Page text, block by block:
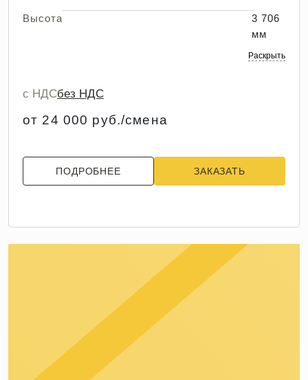
Высота
3 706
мм
Раскрыть
с НДСбез НДС
от 24 000 руб./смена
ПОДРОБНЕЕ ЗАКАЗАТЬ